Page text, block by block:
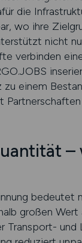
die
wo ihre
nicht
verbinden
zu einem
–
bedeutet
großen
Transport-